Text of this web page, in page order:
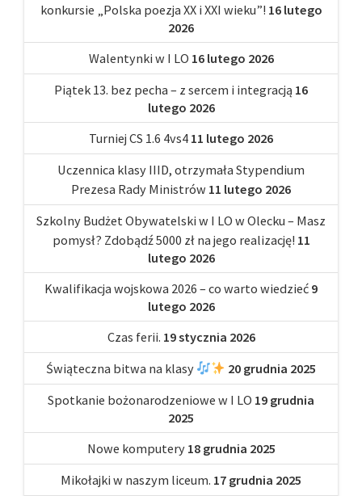
konkursie „Polska poezja XX i XXI wieku”! 16 lutego
2026
Walentynki w I LO 16 lutego 2026
Piątek 13. bez pecha – z sercem i integracją 16
lutego 2026
Turniej CS 1.6 4vs4 11 lutego 2026
Uczennica klasy IIID, otrzymała Stypendium
Prezesa Rady Ministrów 11 lutego 2026
Szkolny Budżet Obywatelski w I LO w Olecku – Masz
pomysł? Zdobądź 5000 zł na jego realizację! 11
lutego 2026
Kwalifikacja wojskowa 2026 – co warto wiedzieć 9
lutego 2026
Czas ferii. 19 stycznia 2026
Świąteczna bitwa na klasy
20 grudnia 2025
Spotkanie bożonarodzeniowe w I LO 19 grudnia
2025
Nowe komputery 18 grudnia 2025
Mikołajki w naszym liceum. 17 grudnia 2025